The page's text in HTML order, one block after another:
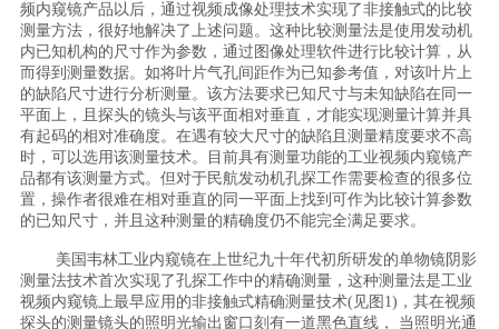
频内窥镜产品以后，通过视频成像处理技术实现了非接触式的比较
测量方法，很好地解决了上述问题。这种比较测量法是使用发动机
内已知机构的尺寸作为参数，通过图像处理软件进行比较计算，从
而得到测量数据。如将叶片气孔间距作为已知参考值，对该叶片上
的缺陷尺寸进行分析测量。该方法要求已知尺寸与未知缺陷在同一
平面上，且探头的镜头与该平面相对垂直，才能实现测量计算并具
有起码的相对准确度。在遇有较大尺寸的缺陷且测量精度要求不高
时，可以选用该测量技术。目前具有测量功能的工业视频内窥镜产
品都有该测量方式。但对于民航发动机孔探工作需要检查的很多位
置，操作者很难在相对垂直的同一平面上找到可作为比较计算参数
的已知尺寸，并且这种测量的精确度仍不能完全满足要求。
美国韦林工业内窥镜在上世纪九十年代初所研发的单物镜阴影
测量法技术首次实现了孔探工作中的精确测量，这种测量法是工业
视频内窥镜上最早应用的非接触式精确测量技术(见图1)，其在视频
探头的测量镜头的照明光输出窗口刻有一道黑色直线， 当照明光通